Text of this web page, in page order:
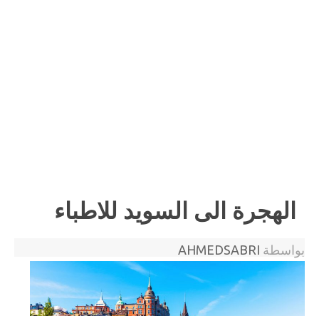
الهجرة الى السويد للاطباء
بواسطة AHMEDSABRI